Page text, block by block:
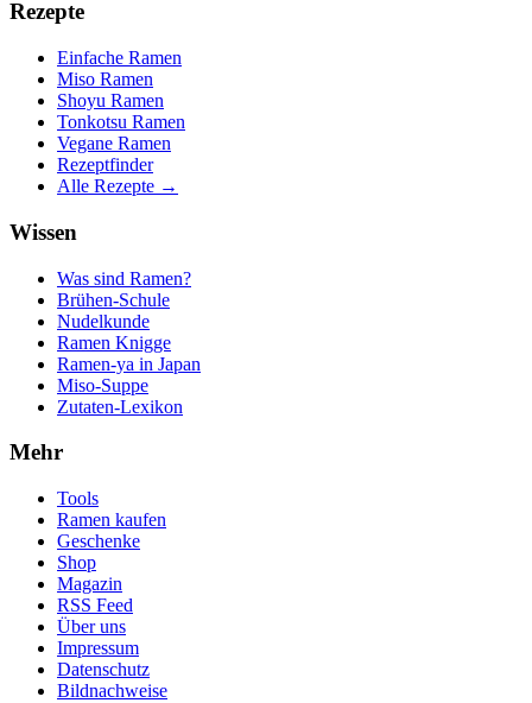
Rezepte
Einfache Ramen
Miso Ramen
Shoyu Ramen
Tonkotsu Ramen
Vegane Ramen
Rezeptfinder
Alle Rezepte →
Wissen
Was sind Ramen?
Brühen-Schule
Nudelkunde
Ramen Knigge
Ramen-ya in Japan
Miso-Suppe
Zutaten-Lexikon
Mehr
Tools
Ramen kaufen
Geschenke
Shop
Magazin
RSS Feed
Über uns
Impressum
Datenschutz
Bildnachweise